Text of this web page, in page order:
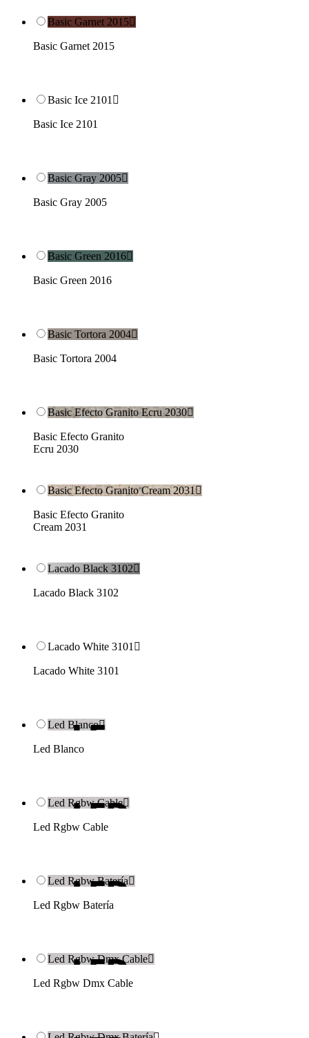
Basic Garnet 2015
Basic Garnet 2015
Basic Ice 2101 
Basic Ice 2101
Basic Gray 2005
Basic Gray 2005
Basic Green 2016
Basic Green 2016
Basic Tortora 2004
Basic Tortora 2004
Basic Efecto Granito Ecru 2030
Basic Efecto Granito
Ecru 2030
Basic Efecto Granito Cream 2031
Basic Efecto Granito
Cream 2031
Lacado Black 3102
Lacado Black 3102
Lacado White 3101 
Lacado White 3101
Led Blanco
Led Blanco
Led Rgbw Cable
Led Rgbw Cable
Led Rgbw Batería
Led Rgbw Batería
Led Rgbw Dmx Cable
Led Rgbw Dmx Cable